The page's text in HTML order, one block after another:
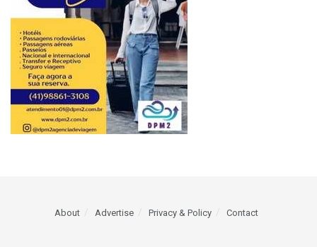
About Advertise Privacy & Policy Contact